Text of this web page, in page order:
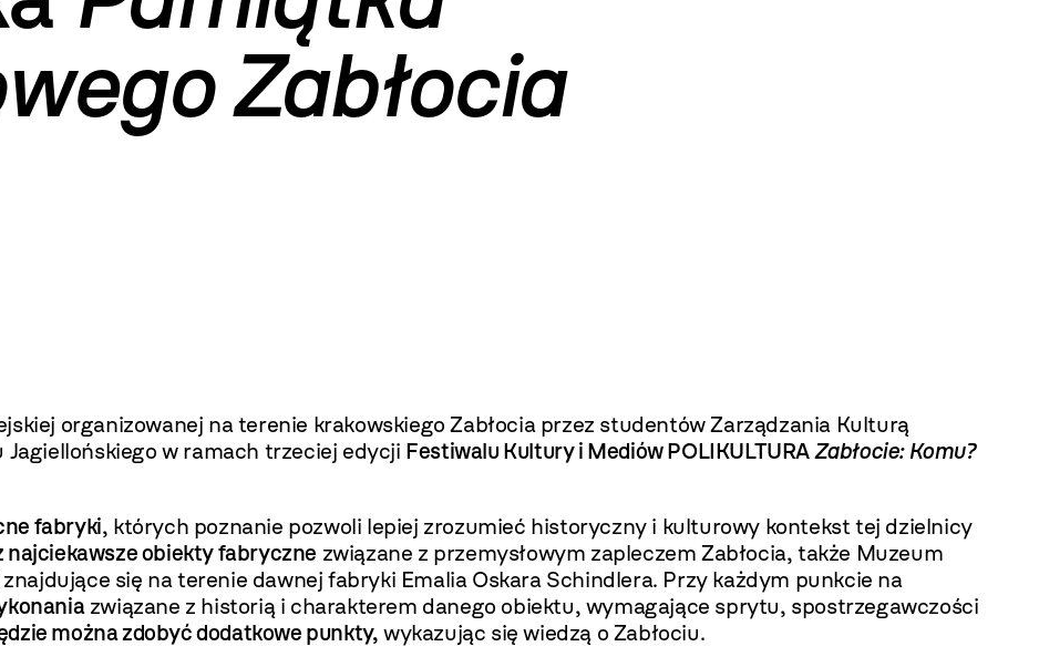
Zabłocia
organizowanej na terenie krakowskiego Zabłocia przez studentów Zarządzania Kulturą
w ramach trzeciej edycji Festiwalu Kultury i Mediów POLIKULTURAZabłocie: Komu?
fabryki, których poznanie pozwoli lepiej zrozumieć historyczny i kulturowy kontekst tej dzielnicy
najciekawsze obiekty fabryczne związane z przemysłowym zapleczem Zabłocia, także Muzeum
się na terenie dawnej fabryki Emalia Oskara Schindlera. Przy każdym punkcie na
związane z historią i charakterem danego obiektu, wymagające sprytu, spostrzegawczości
można zdobyć dodatkowe punkty, wykazując się wiedzą o Zabłociu.